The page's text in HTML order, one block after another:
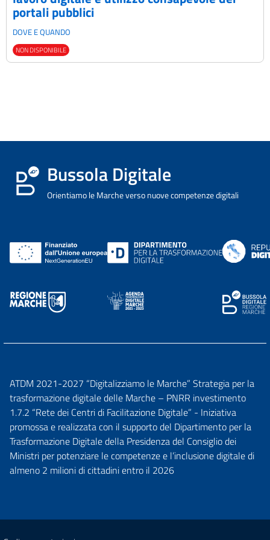
portali pubblici
DOVE E QUANDO
NON DISPONIBILE
Bussola Digitale
Orientiamo le Marche verso nuove competenze digitali
ATDM 2021-2027 “Digitalizziamo le Marche” Strategia per la
trasformazione digitale delle Marche – PNRR investimento
1.7.2 “Rete dei Centri di Facilitazione Digitale” - Iniziativa
promossa e realizzata con il supporto del Dipartimento per la
Trasformazione Digitale della Presidenza del Consiglio dei
Ministri per potenziare le competenze e l’inclusione digitale di
almeno 2 milioni di cittadini entro il 2026